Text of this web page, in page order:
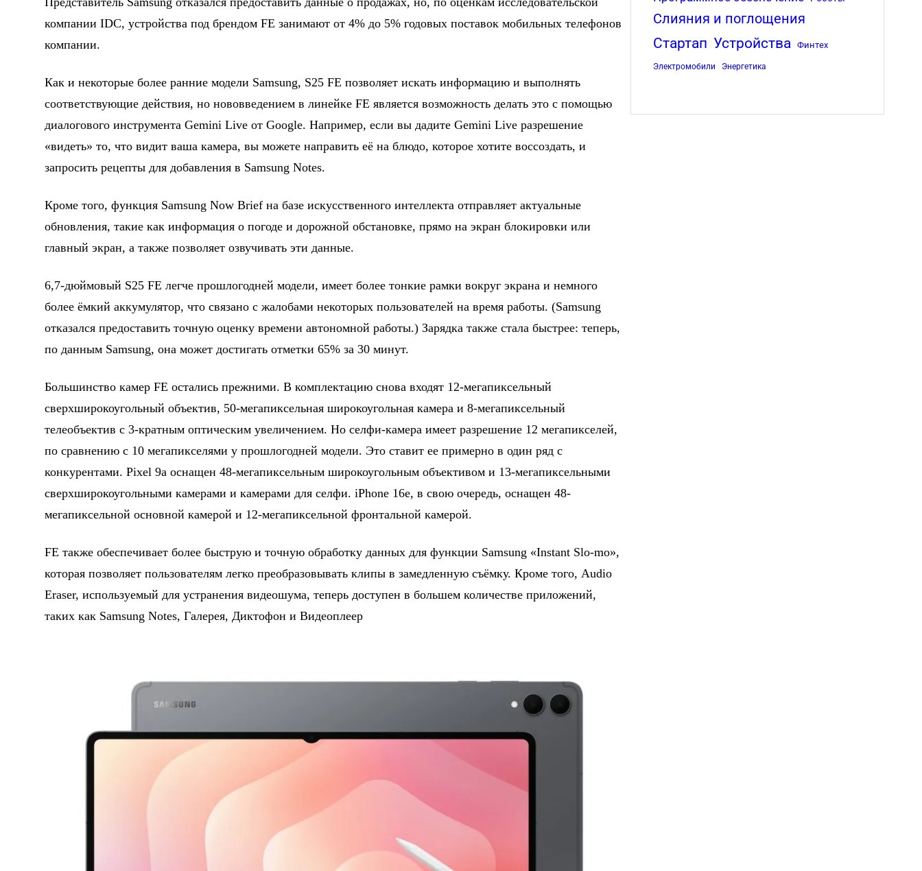
компании IDC, устройства под брендом FE занимают от 4% до 5% годовых поставок мобильных телефонов
компании.
Как и некоторые более ранние модели Samsung, S25 FE позволяет искать информацию и выполнять
соответствующие действия, но нововведением в линейке FE является возможность делать это с помощью
диалогового инструмента Gemini Live от Google. Например, если вы дадите Gemini Live разрешение
«видеть» то, что видит ваша камера, вы можете направить её на блюдо, которое хотите воссоздать, и
запросить рецепты для добавления в Samsung Notes.
Кроме того, функция Samsung Now Brief на базе искусственного интеллекта отправляет актуальные
обновления, такие как информация о погоде и дорожной обстановке, прямо на экран блокировки или
главный экран, а также позволяет озвучивать эти данные.
6,7-дюймовый S25 FE легче прошлогодней модели, имеет более тонкие рамки вокруг экрана и немного
более ёмкий аккумулятор, что связано с жалобами некоторых пользователей на время работы. (Samsung
отказался предоставить точную оценку времени автономной работы.) Зарядка также стала быстрее: теперь,
по данным Samsung, она может достигать отметки 65% за 30 минут.
Большинство камер FE остались прежними. В комплектацию снова входят 12-мегапиксельный
сверхширокоугольный объектив, 50-мегапиксельная широкоугольная камера и 8-мегапиксельный
телеобъектив с 3-кратным оптическим увеличением. Но селфи-камера имеет разрешение 12 мегапикселей,
по сравнению с 10 мегапикселями у прошлогодней модели. Это ставит ее примерно в один ряд с
конкурентами. Pixel 9a оснащен 48-мегапиксельным широкоугольным объективом и 13-мегапиксельными
сверхширокоугольными камерами и камерами для селфи. iPhone 16e, в свою очередь, оснащен 48-
мегапиксельной основной камерой и 12-мегапиксельной фронтальной камерой.
FE также обеспечивает более быструю и точную обработку данных для функции Samsung «Instant Slo-mo»,
которая позволяет пользователям легко преобразовывать клипы в замедленную съёмку. Кроме того, Audio
Eraser, используемый для устранения видеошума, теперь доступен в большем количестве приложений,
таких как Samsung Notes, Галерея, Диктофон и Видеоплеер
Слияния и поглощения
Стартап Устройства Финтех
Электромобили Энергетика